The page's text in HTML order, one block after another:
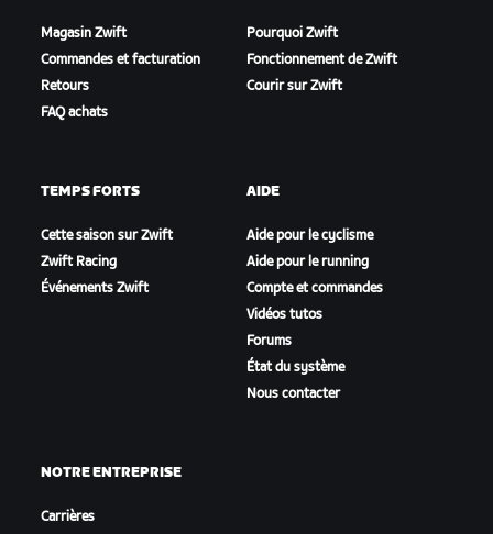
Magasin Zwift
Commandes et facturation
Retours
FAQ achats
Pourquoi Zwift
Fonctionnement de Zwift
Courir sur Zwift
TEMPS FORTS
Cette saison sur Zwift
Zwift Racing
Événements Zwift
AIDE
Aide pour le cyclisme
Aide pour le running
Compte et commandes
Vidéos tutos
Forums
État du système
Nous contacter
NOTRE ENTREPRISE
Carrières